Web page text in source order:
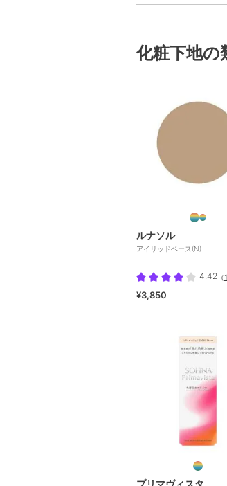
化粧下地の
ルナソル
アイリッドベース(N)
4.42 （
¥3,850